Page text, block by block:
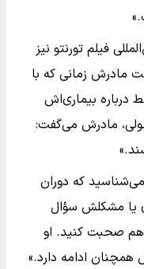
فیلم تورنتو نیز
مادرش زمانی که با
درباره بیماری‌اش
مادرش می‌گفت:
می‌شناسید که دوران
یا مشکلش سؤال
هم صحبت کنید. او
ادامه دارد.»